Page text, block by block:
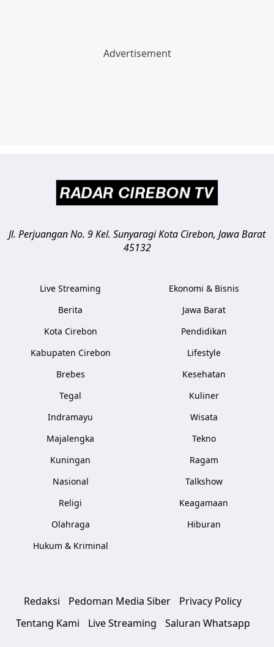
Jl. Perjuangan No. 9 Kel. SunyaragiKota Cirebon, Jawa Barat
45132
Live Streaming
Berita
Kota Cirebon
Kabupaten Cirebon
Brebes
Tegal
Indramayu
Majalengka
Kuningan
Nasional
Religi
Olahraga
Hukum & Kriminal
Ekonomi & Bisnis
Jawa Barat
Pendidikan
Lifestyle
Kesehatan
Kuliner
Wisata
Tekno
Ragam
Talkshow
Keagamaan
Hiburan
Redaksi Pedoman Media Siber
Privacy Policy
Tentang Kami
Live Streaming Saluran Whatsapp